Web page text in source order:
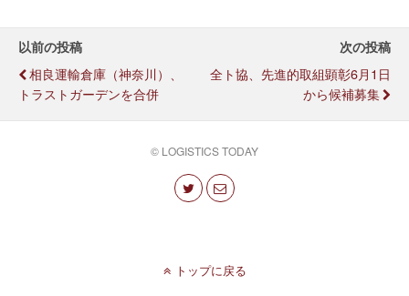
以前の投稿
相良運輸倉庫（神奈川）、
トラストガーデンを合併
次の投稿
全ト協、先進的取組顕彰6月1日
から候補募集
© LOGISTICS TODAY
トップに戻る